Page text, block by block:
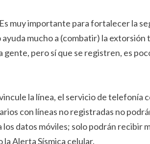
muy importante para fortalecer la
mucho a (combatir) la
pero sí que se registren, es
la línea, el servicio de telefonía
con líneas no registradas no
datos móviles; solo podrán recibir
Alerta Sísmica celular.